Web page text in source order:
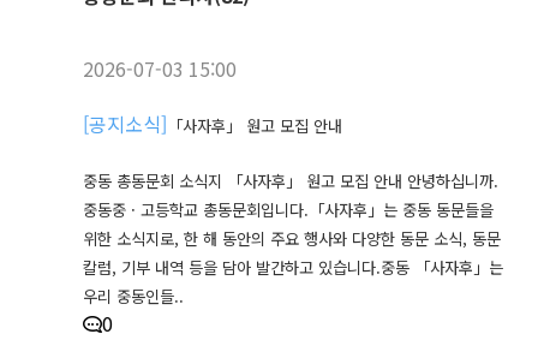
2026-07-03 15:00
[공지소식] 「사자후」 원고 모집 안내
중동 총동문회 소식지 「사자후」 원고 모집 안내 안녕하십니까.
중동중 · 고등학교 총동문회입니다.「사자후」는 중동 동문들을
위한 소식지로, 한 해 동안의 주요 행사와 다양한 동문 소식, 동문
칼럼, 기부 내역 등을 담아 발간하고 있습니다.중동 「사자후」는
우리 중동인들..
0